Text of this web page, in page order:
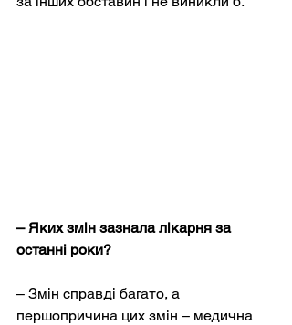
– Яких змін зазнала лікарня за
останні роки?
– Змін справді багато, а
першопричина цих змін – медична